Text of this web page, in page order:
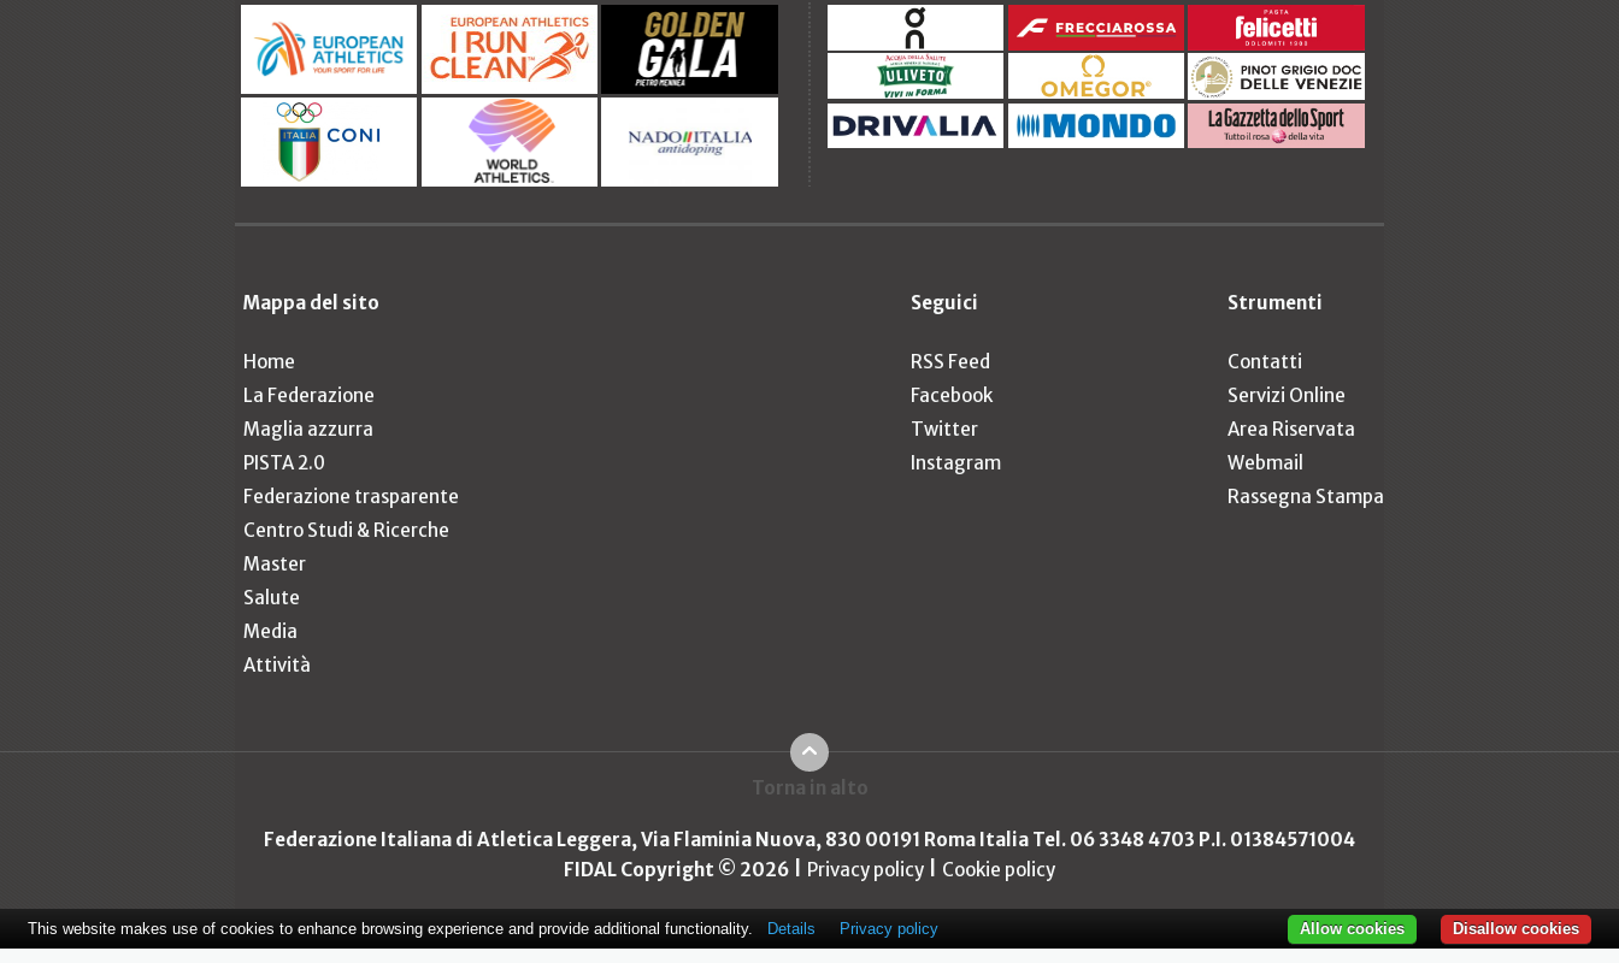
Mappa del sito
Home
La Federazione
Maglia azzurra
PISTA 2.0
Federazione trasparente
Centro Studi & Ricerche
Master
Salute
Media
Attività
Seguici
RSS Feed
Facebook
Twitter
Instagram
Strumenti
Contatti
Servizi Online
Area Riservata
Webmail
Rassegna Stampa
Torna in alto
Federazione Italiana di Atletica Leggera, Via Flaminia Nuova, 830 00191 Roma Italia Tel. 06 3348 4703 P.I. 01384571004
FIDAL Copyright © 2026
Privacy policy Cookie policy
This website makes use of cookies to enhance browsing experience and provide additional functionality. Details Privacy policy Disallow cookies
Allow cookies